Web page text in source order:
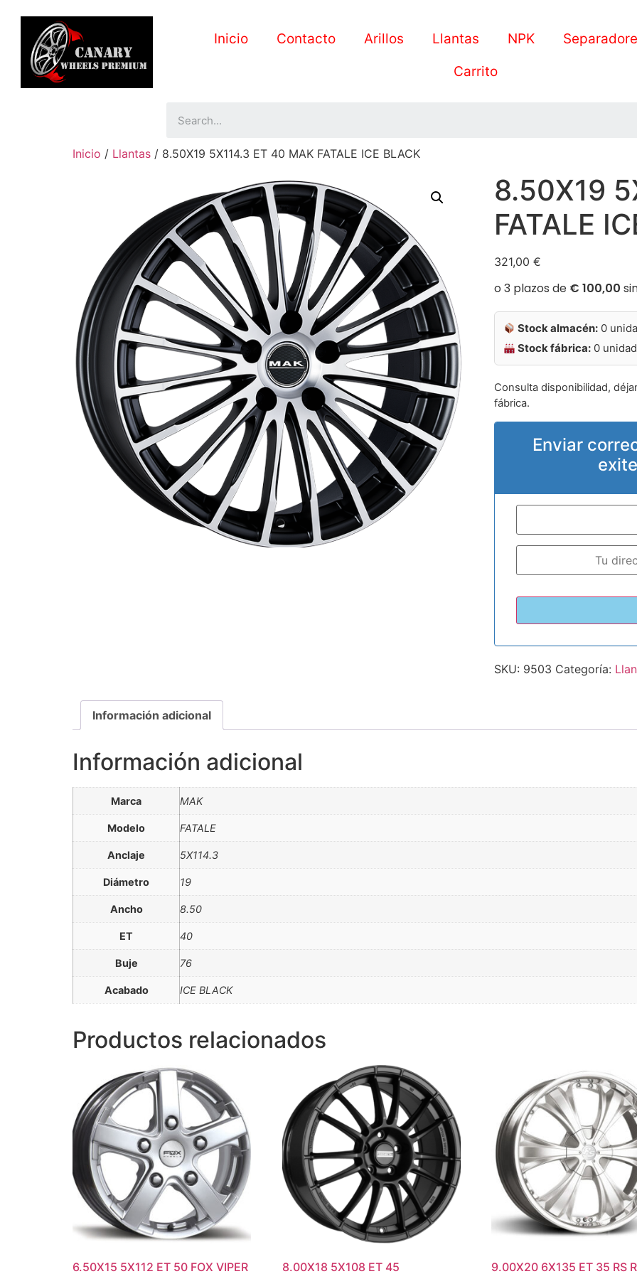
Inicio Contacto Arillos Llantas NPK
Carrito
Inicio / Llantas / 8.50X19 5X114.3 ET 40 MAK FATALE ICE BLACK
8.50X19
FATALE
321,00 €
Stock almacén:0
Stock fábrica:0
Consulta disponibilidad,
fábrica.
Enviar
SKU: 9503 Categoría:
Información adicional
Información adicional
Marca MAK
Modelo FATALE
Anclaje 5X114.3
Diámetro 19
Ancho 8.50
ET 40
Buje 76
Acabado ICE BLACK
Productos relacionados
6.50X15 5X112 ET 50 FOX VIPER
8.00X18 5X108 ET 45
9.00X20 6X135 ET 35 RS